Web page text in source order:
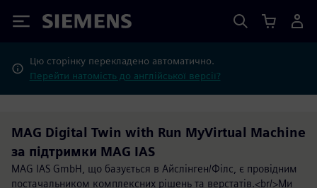
Siemens
Цю сторінку перекладено автоматично.
Перейти натомість до англійської версії?
MAG Digital Twin with Run MyVirtual Machine
за підтримки MAG IAS
MAG IAS GmbH, що базується в Айслінген/Філс, є провідним
постачальником комплексних рішень та верстатів.<br/>Ми